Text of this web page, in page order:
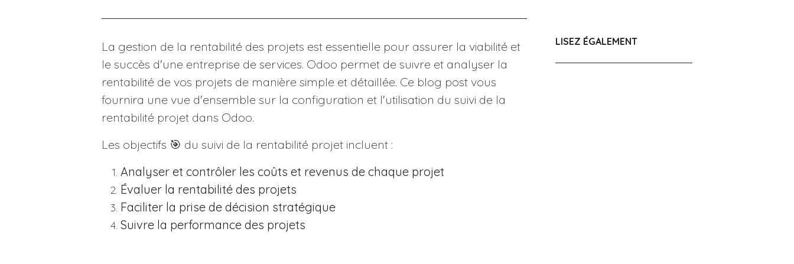
La gestion de la rentabilité des projets est essentielle pour assurer la viabilité et
le succès d'une entreprise de services. Odoo permet de suivre et analyser la
rentabilité de vos projets de manière simple et détaillée. Ce blog post vous
fournira une vue d'ensemble sur la configuration et l'utilisation du suivi de la
rentabilité projet dans Odoo.
Les objectifs 🎯 du suivi de la rentabilité projet incluent :
Analyser et contrôler les coûts et revenus de chaque projet
Évaluer la rentabilité des projets
Faciliter la prise de décision stratégique
Suivre la performance des projets
LISEZ ÉGALEMENT